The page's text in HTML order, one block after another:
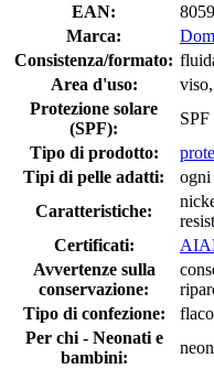
EAN:
Marca:
Consistenza/formato:
Area d'uso:
Protezione solare
(SPF):
Tipo di prodotto:
Tipi di pelle adatti:
ogni
Caratteristiche:
Certificati:
Avvertenze sulla
conservazione:
Tipo di confezione:
Per chi - Neonati e
bambini: